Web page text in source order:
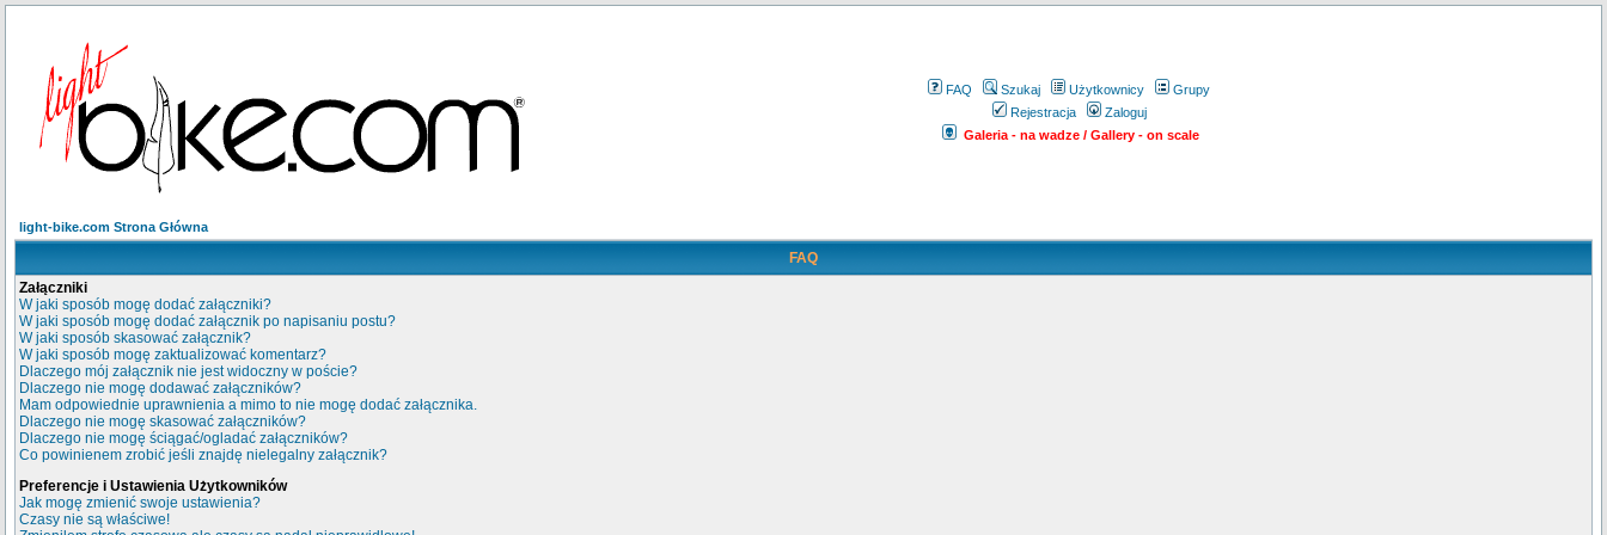
FAQ Szukaj Użytkownicy
Grupy
Rejestracja
Zaloguj
Galeria - na wadze / Gallery - on scale
light-bike.com Strona Główna
FAQ
Załączniki
W jaki sposób mogę dodać załączniki?
W jaki sposób mogę dodać załącznik po napisaniu postu?
W jaki sposób skasować załącznik?
W jaki sposób mogę zaktualizować komentarz?
Dlaczego mój załącznik nie jest widoczny w poście?
Dlaczego nie mogę dodawać załączników?
Mam odpowiednie uprawnienia a mimo to nie mogę dodać załącznika.
Dlaczego nie mogę skasować załączników?
Dlaczego nie mogę ściągać/ogladać załączników?
Co powinienem zrobić jeśli znajdę nielegalny załącznik?
Preferencje i Ustawienia Użytkowników
Jak mogę zmienić swoje ustawienia?
Czasy nie są właściwe!